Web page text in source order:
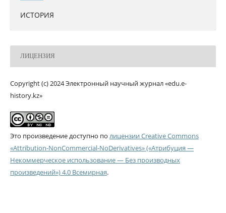
ИСТОРИЯ
ЛИЦЕНЗИЯ
Copyright (c) 2024 Электронный научный журнал «edu.e-
history.kz»
Это произведение доступно по лицензии Creative Commons
«Attribution-NonCommercial-NoDerivatives» («Атрибуция —
Некоммерческое использование — Без производных
произведений») 4.0 Всемирная.